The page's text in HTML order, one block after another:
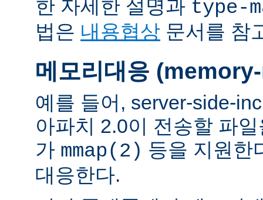
한 자세한 설명과 type-
법은 내용협상 문서를 참
메모리대응
예를 들어, server-side-
아파치 2.0이 전송할 파
가 mmap(2) 등을 지원한
대응한다.